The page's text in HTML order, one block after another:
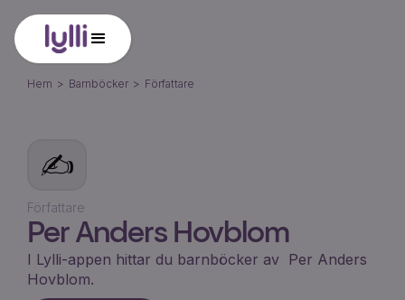
Hem > Barnböcker > Författare
✍️
Författare
Per Anders Hovblom
I Lylli-appen hittar du barnböcker av Per Anders
Hovblom.